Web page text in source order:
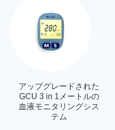
アップグレードされた
GCU 3 in 1メートルの
血液モニタリングシス
テム